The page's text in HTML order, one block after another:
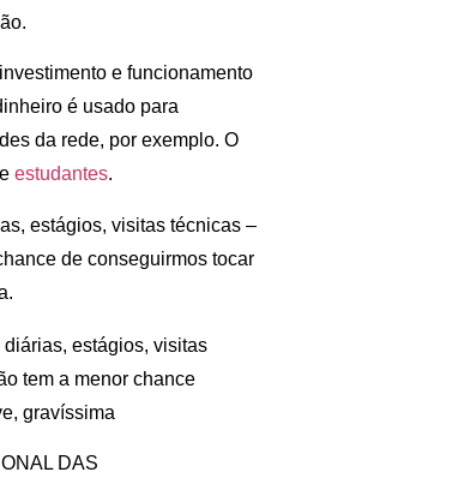
e funcionamento
é usado para
da rede, por exemplo. O
estudantes.
estágios, visitas técnicas –
de conseguirmos tocar
estágios, visitas
tem a menor chance
gravíssima
DAS